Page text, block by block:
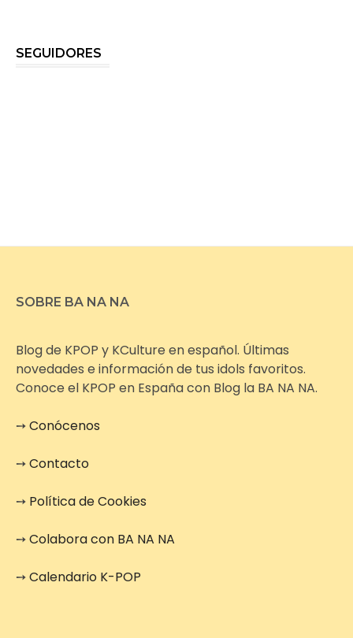
SEGUIDORES
SOBRE BA NA NA
Blog de KPOP y KCulture en español. Últimas
novedades e información de tus idols favoritos.
Conoce el KPOP en España con Blog la BA NA NA.
➙Conócenos
➙Contacto
➙ Política de Cookies
➙Colabora con BA NA NA
➙Calendario K-POP